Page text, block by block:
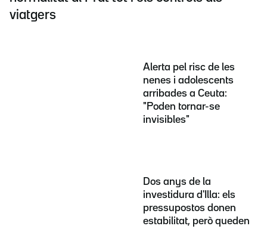
viatgers
Alerta pel risc de les
nenes i adolescents
arribades a Ceuta:
"Poden tornar-se
invisibles"
Dos anys de la
investidura d'Illa: els
pressupostos donen
estabilitat, però queden